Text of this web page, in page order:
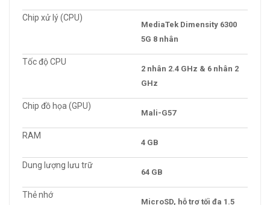
Chip xử lý (CPU)
MediaTek Dimensity 6300
5G 8 nhân
Tốc độ CPU
2 nhân 2.4 GHz & 6 nhân 2
GHz
Chip đồ họa (GPU)
Mali-G57
RAM
4 GB
Dung lượng lưu trữ
64 GB
Thẻ nhớ
MicroSD, hỗ trợ tối đa 1.5